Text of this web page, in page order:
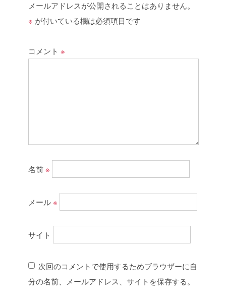
メールアドレスが公開されることはありません。
※ が付いている欄は必須項目です
コメント ※
名前※
メール※
サイト
次回のコメントで使用するためブラウザーに自
分の名前、メールアドレス、サイトを保存する。